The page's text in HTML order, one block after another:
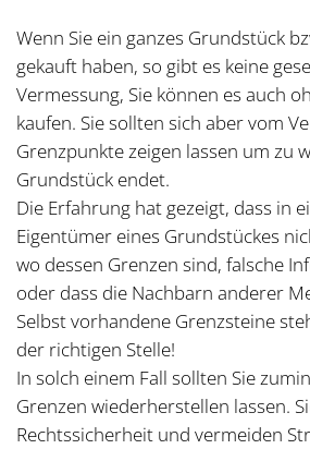
Wenn Sie ein ganzes Grundstück
gekauft haben, so gibt es keine
Vermessung, Sie können es auch
kaufen. Sie sollten sich aber vom
Grenzpunkte zeigen lassen um zu
Grundstück endet.
Die Erfahrung hat gezeigt, dass in
Eigentümer eines Grundstückes
wo dessen Grenzen sind, falsche
oder dass die Nachbarn anderer
Selbst vorhandene Grenzsteine
der richtigen Stelle!
In solch einem Fall sollten Sie
Grenzen wiederherstellen lassen.
Rechtssicherheit und vermeiden